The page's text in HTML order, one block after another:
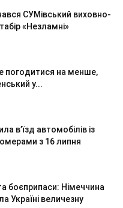
СУМівський виховно-
«Незламні»
погодитися на менше,
у...
в’їзд автомобілів із
з 16 липня
боєприпаси: Німеччина
Україні величезну